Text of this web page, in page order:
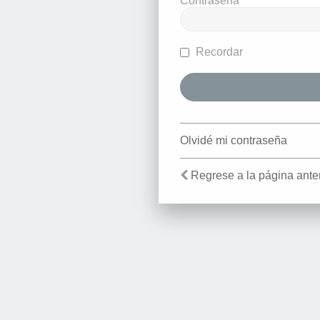
Recordar
Olvidé mi contraseña
Regrese a la página